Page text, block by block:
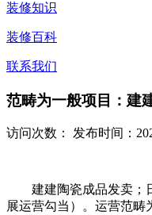
装修知识
装修百科
联系我们
范畴为一般项目：建
访问次数： 发布时间：
建建陶瓷成品发卖；
展运营勾当）。运营范畴